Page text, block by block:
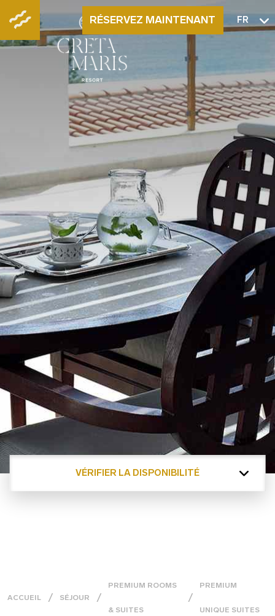
RÉSERVEZ MAINTENANT FR
VÉRIFIER LA DISPONIBILITÉ
ACCUEIL SÉJOUR
PREMIUM ROOMS
& SUITES
PREMIUM
UNIQUE SUITES